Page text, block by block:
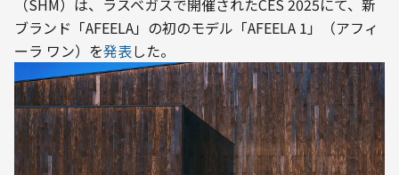
（SHM）は、ラスベガスで開催されたCES 2025にて、新
ブランド「AFEELA」の初のモデル「AFEELA 1」（アフィ
ーラ ワン）を発表